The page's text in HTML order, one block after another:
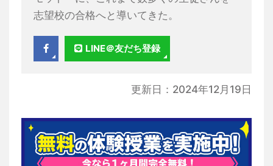
志望校の合格へと導いてきた。
LINE＠友だち登録
更新日：2024年12月19日